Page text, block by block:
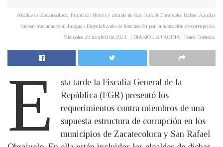
Alcalde de Zacatecoluca, Francisco Hirezi y alcalde de San Rafael Obrajuelo, Rafael Aguilar
fueron trasladados al Juzgado Especializado de Instrucción por la acusación de corrupción.
Miércoles 28 de abril de 2021. | DIARIO LA PÁGINA | Foto: Cortesía.
E
sta tarde la Fiscalía General de la
República (FGR) presentó los
requerimientos contra miembros de una
supuesta estructura de corrupción en los
municipios de Zacatecoluca y San Rafael